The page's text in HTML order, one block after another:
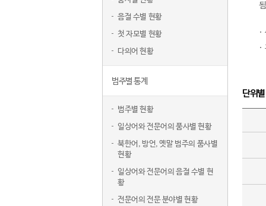
음절 수별 현황
첫 자모별 현황
다의어 현황
범주별 통계
범주별 현황
일상어와 전문어의 품사별 현황
북한어, 방언, 옛말 범주의 품사별
현황
일상어와 전문어의 음절 수별 현
황
전문어의 전문 분야별 현황
단위